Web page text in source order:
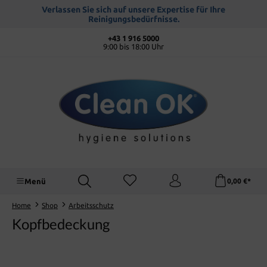
springenVerlassen Sie sich auf unsere Expertise für Ihre
Reinigungsbedürfnisse.
+43 1 916 5000
9:00 bis 18:00 Uhr
Menü 0,00 €*
Home Shop Arbeitsschutz
Kopfbedeckung